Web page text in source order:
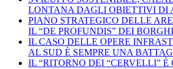
LONTANA DAGLI OBIETTIVI DI
PIANO STRATEGICO DELLE
IL “DE PROFUNDIS” DEI
IL CASO DELLE OPERE
AL SUD È SEMPRE UNA
IL “RITORNO DEI “CERVELLI” È